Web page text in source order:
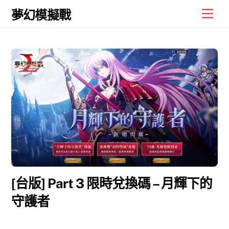
Skip
夢幻模擬戰
[台版] Part 3 限時兌換碼 – 月輝下的
守護者